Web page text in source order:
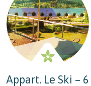
Appart. Le Ski – 6